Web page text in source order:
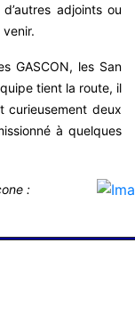
adjoints ou
GASCON, les San
tient la route, il
curieusement deux
à quelques
: